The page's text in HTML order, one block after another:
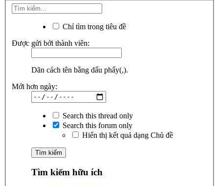
Chỉ tìm trong tiêu đề
Được gửi bởi thành viên:
Dãn cách tên bằng dấu phẩy(,).
Mới hơn ngày:
Search this thread only
Search this forum only
Hiển thị kết quả dạng Chủ đề
Tìm kiếm hữu ích